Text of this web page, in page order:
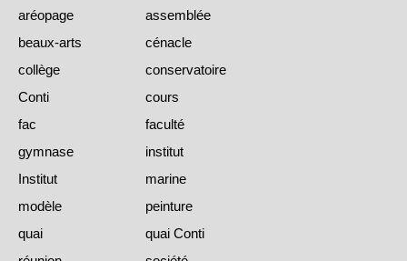
aréopage
assemblée
beaux-arts
cénacle
collège
conservatoire
Conti
cours
fac
faculté
gymnase
institut
Institut
marine
modèle
peinture
quai
quai Conti